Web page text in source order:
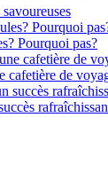
Pourquoi pas?
cafetière de